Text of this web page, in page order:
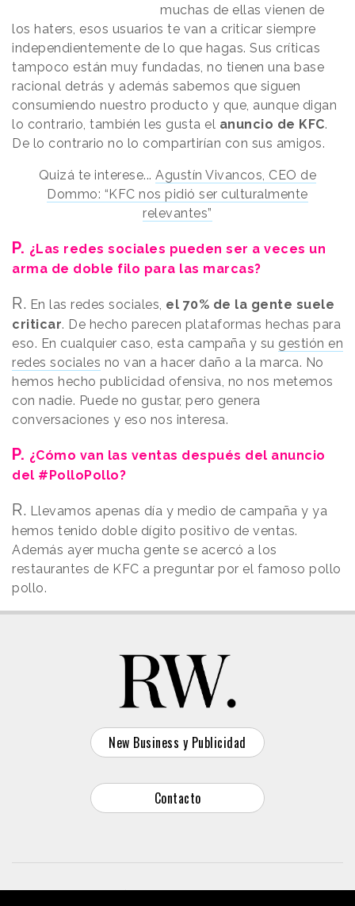
muchas de ellas vienen de
los haters, esos usuarios te van a criticar siempre
independientemente de lo que hagas. Sus críticas
tampoco están muy fundadas, no tienen una base
racional detrás y además sabemos que siguen
consumiendo nuestro producto y que, aunque digan
lo contrario, también les gusta el anuncio de KFC.
De lo contrario no lo compartirían con sus amigos.
Quizá te interese...Agustín Vivancos, CEO de
Dommo: “KFC nos pidió ser culturalmente
relevantes”
P. ¿Las redes sociales pueden ser a veces un
arma de doble filo para las marcas?
R. En las redes sociales, el 70% de la gente suele
criticar. De hecho parecen plataformas hechas para
eso. En cualquier caso, esta campaña y su gestión en
redes sociales no van a hacer daño a la marca. No
hemos hecho publicidad ofensiva, no nos metemos
con nadie. Puede no gustar, pero genera
conversaciones y eso nos interesa.
P. ¿Cómo van las ventas después del anuncio
del #PolloPollo?
R. Llevamos apenas día y medio de campaña y ya
hemos tenido doble dígito positivo de ventas.
Además ayer mucha gente se acercó a los
restaurantes de KFC a preguntar por el famoso pollo
pollo.
New Business y Publicidad
Contacto